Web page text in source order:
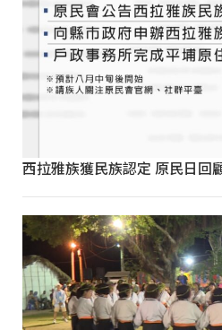
西拉雅族獲民族認定 原民日回